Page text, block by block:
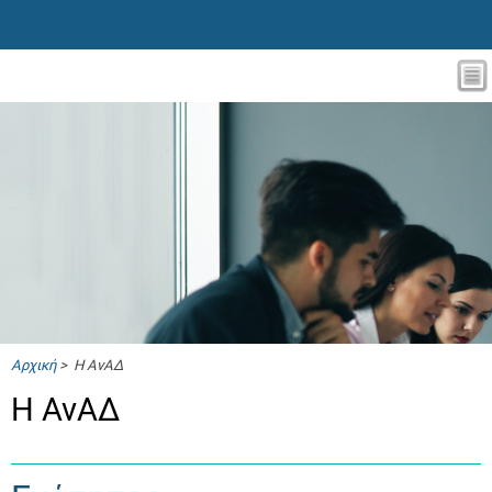
Αρχική> Η ΑνΑΔ
Η ΑνΑΔ